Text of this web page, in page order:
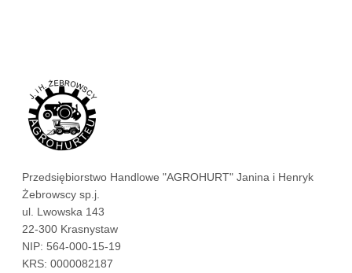
Przedsiębiorstwo Handlowe "AGROHURT" Janina i Henryk
Żebrowscy sp.j.
ul. Lwowska 143
22-300 Krasnystaw
NIP: 564-000-15-19
KRS: 0000082187